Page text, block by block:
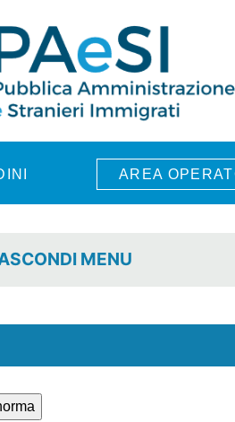
AREA
MENU